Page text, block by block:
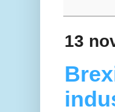
13